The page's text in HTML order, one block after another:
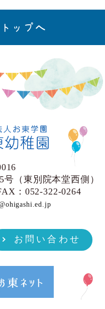
ップへ
（東別院本堂西側）
：052-322-0264
お問い合わせ